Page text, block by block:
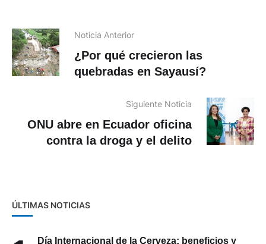
Noticia Anterior
¿Por qué crecieron las
Siguiente Noticia
ONU abre en Ecuador oficina